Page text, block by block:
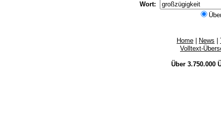
Wort:
Home News
Volltext-
Über 3.750.000